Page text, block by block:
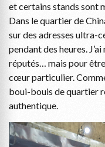
et certains stands sont
Dans le quartier de
sur des adresses ultra-
pendant des heures.
réputés… mais pour être
cœur particulier.
boui-bouis de quartier
authentique.